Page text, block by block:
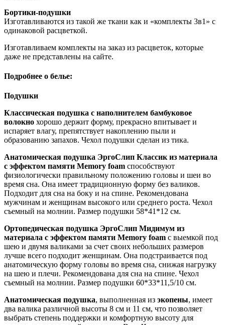
Бортики-подушки
Изготавливаются из такой же ткани как и «комплекты 3в1» с
одинаковой расцветкой.
Изготавливаем комплекты на заказ из расцветок, которые
даже не представлены на сайте.
Подробнее о белье:
Подушки
Классическая подушка с наполнителем бамбуковое
волокно хорошо держит форму, прекрасно впитывает и
испаряет влагу, препятствует накоплению пыли и
образованию запахов. Чехол подушки сделан из тика.
Анатомическая подушка ЭргоСлип Классик из материала
с эффектом памяти Memory foam способствуют
физиологически правильному положению головы и шеи во
время сна. Она имеет традиционную форму без валиков.
Подходит для сна на боку и на спине. Рекомендована
мужчинам и женщинам высокого или среднего роста. Чехол
съемный на молнии. Размер подушки 58*41*12 см.
Ортопедическая подушка ЭргоСлип Мидимум из
материала с эффектом памяти Memory foam с выемкой под
шею и двумя валиками за счет своих небольших размеров
лучше всего подходит женщинам. Она подстраивается под
анатомическую форму головы во время сна, снижая нагрузку
на шею и плечи. Рекомендована для сна на спине. Чехол
съемный на молнии. Размер подушки 60*33*11,5/10 см.
Анатомическая подушка, выполненная из экопены, имеет
два валика различной высоты 8 см и 11 см, что позволяет
выбрать степень поддержки и комфортную высоту для